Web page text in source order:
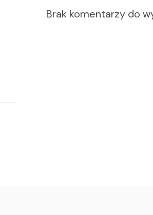
Brak komentarzy do